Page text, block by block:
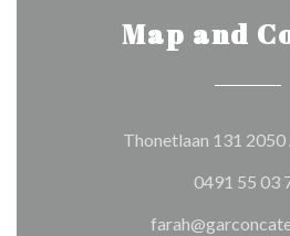
Map and
Thonetlaan 131
0491 55 03